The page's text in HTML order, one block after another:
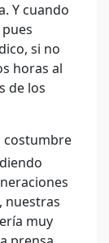
Y cuando
si no
horas al
de los
costumbre
nuestras
muy